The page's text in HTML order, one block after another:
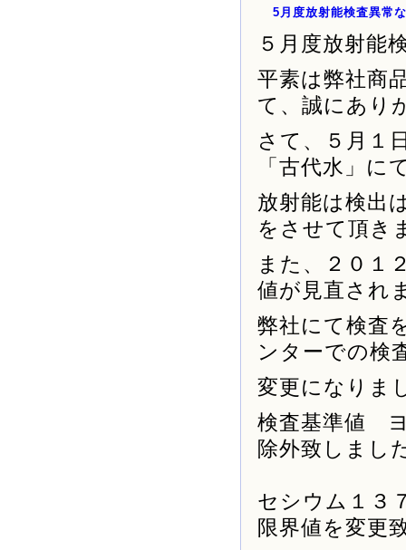
5月度放射能検査異常
５月度放射能
平素は弊社商
て、誠にあり
さて、５月１
「古代水」に
放射能は検出
をさせて頂き
また、２０１
値が見直され
弊社にて検査
ンターでの検
変更になりま
検査基準値
除外致しまし
セシウム１３
限界値を変更